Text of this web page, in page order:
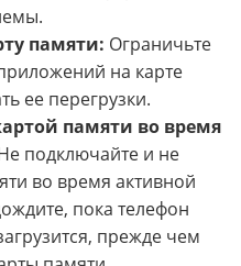
памяти: Ограничьте
на карте
ее перегрузки.
памяти во время
подключайте и не
во время активной
пока телефон
прежде чем